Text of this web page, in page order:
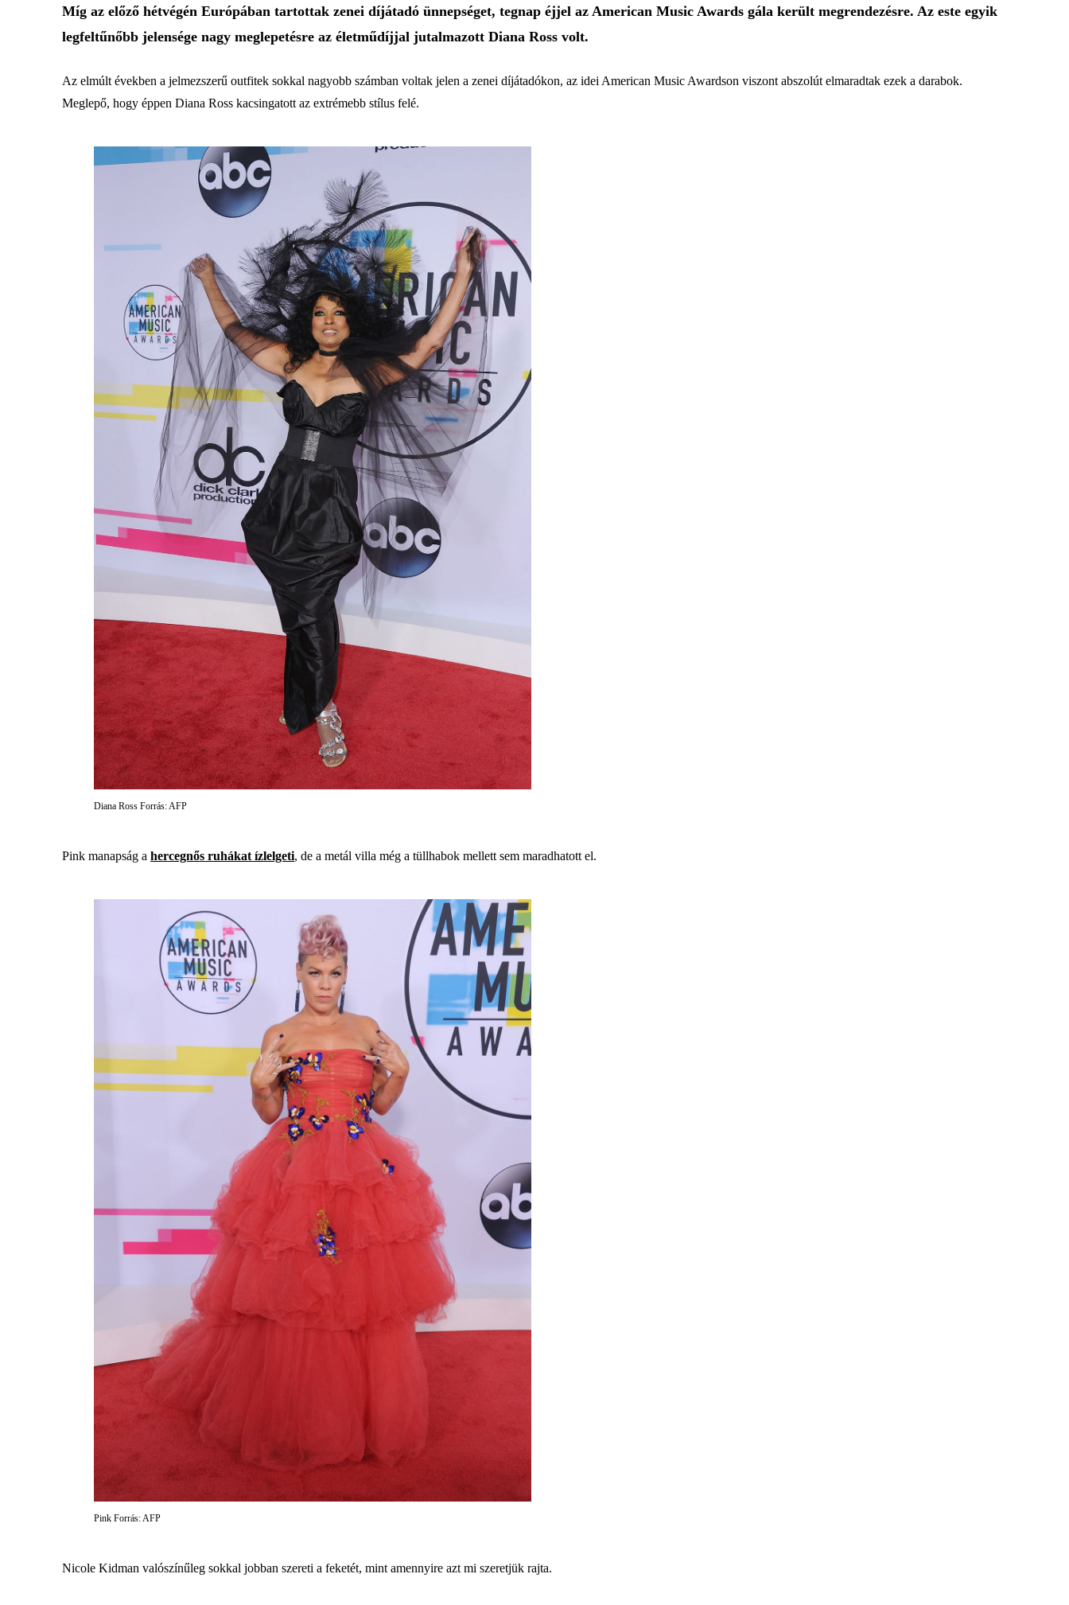
Míg az előző hétvégén Európában tartottak zenei díjátadó ünnepséget, tegnap éjjel az American Music Awards gála került megrendezésre. Az este egyik
legfeltűnőbb jelensége nagy meglepetésre az életműdíjjal jutalmazott Diana Ross volt.
Az elmúlt években a jelmezszerű outfitek sokkal nagyobb számban voltak jelen a zenei díjátadókon, az idei American Music Awardson viszont abszolút elmaradtak ezek a darabok.
Meglepő, hogy éppen Diana Ross kacsingatott az extrémebb stílus felé.
Diana Ross Forrás: AFP
Pink manapság a hercegnős ruhákat ízlelgeti, de a metál villa még a tüllhabok mellett sem maradhatott el.
Pink Forrás: AFP
Nicole Kidman valószínűleg sokkal jobban szereti a feketét, mint amennyire azt mi szeretjük rajta.